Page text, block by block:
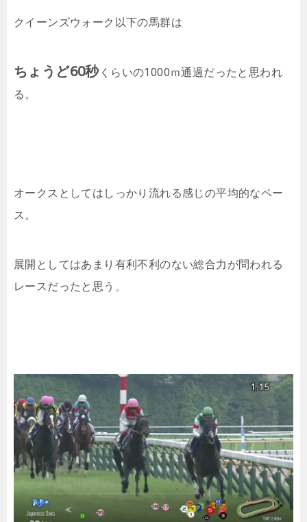
クイーンズウォーク以下の馬群は
ちょうど60秒くらいの1000ｍ通過だったと思われ
る。
オークスとしてはしっかり流れる感じの平均的なペー
ス。
展開としてはあまり有利不利のない総合力が問われる
レースだったと思う。